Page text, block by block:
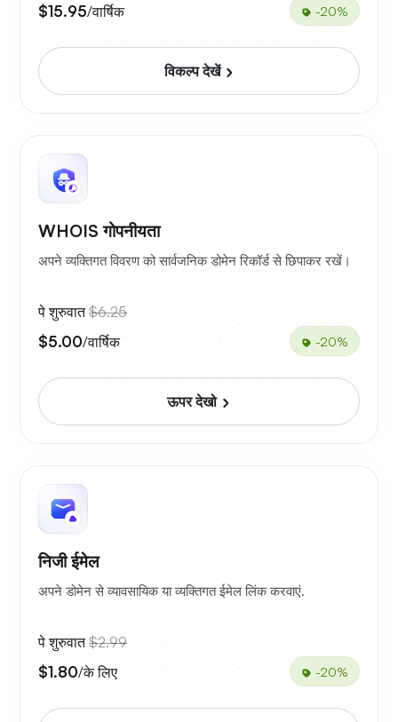
$15.95/वार्षिक -20%
विकल्प देखें
WHOIS गोपनीयता
अपने व्यक्तिगत विवरण को सार्वजनिक डोमेन रिकॉर्ड से छिपाकर रखें।
पे शुरुवात$6.25
$5.00/वार्षिक -20%
ऊपर देखो
निजी ईमेल
अपने डोमेन से व्यावसायिक या व्यक्तिगत ईमेल लिंक करवाएं.
पे शुरुवात$2.99
$1.80/के लिए -20%